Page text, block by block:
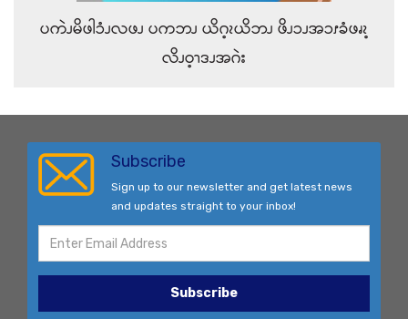
ပကဲၪမိဖါၥံၪလဖၪ ပကဘၪ ယိဂ့ၩယိဘၪ ဖိၪၥၪအၥၭခံဖၧၩ့
လိၪဝ့ၫဒၪအဂဲး
Subscribe
Sign up to our newsletter and get latest news
and updates straight to your inbox!
Subscribe